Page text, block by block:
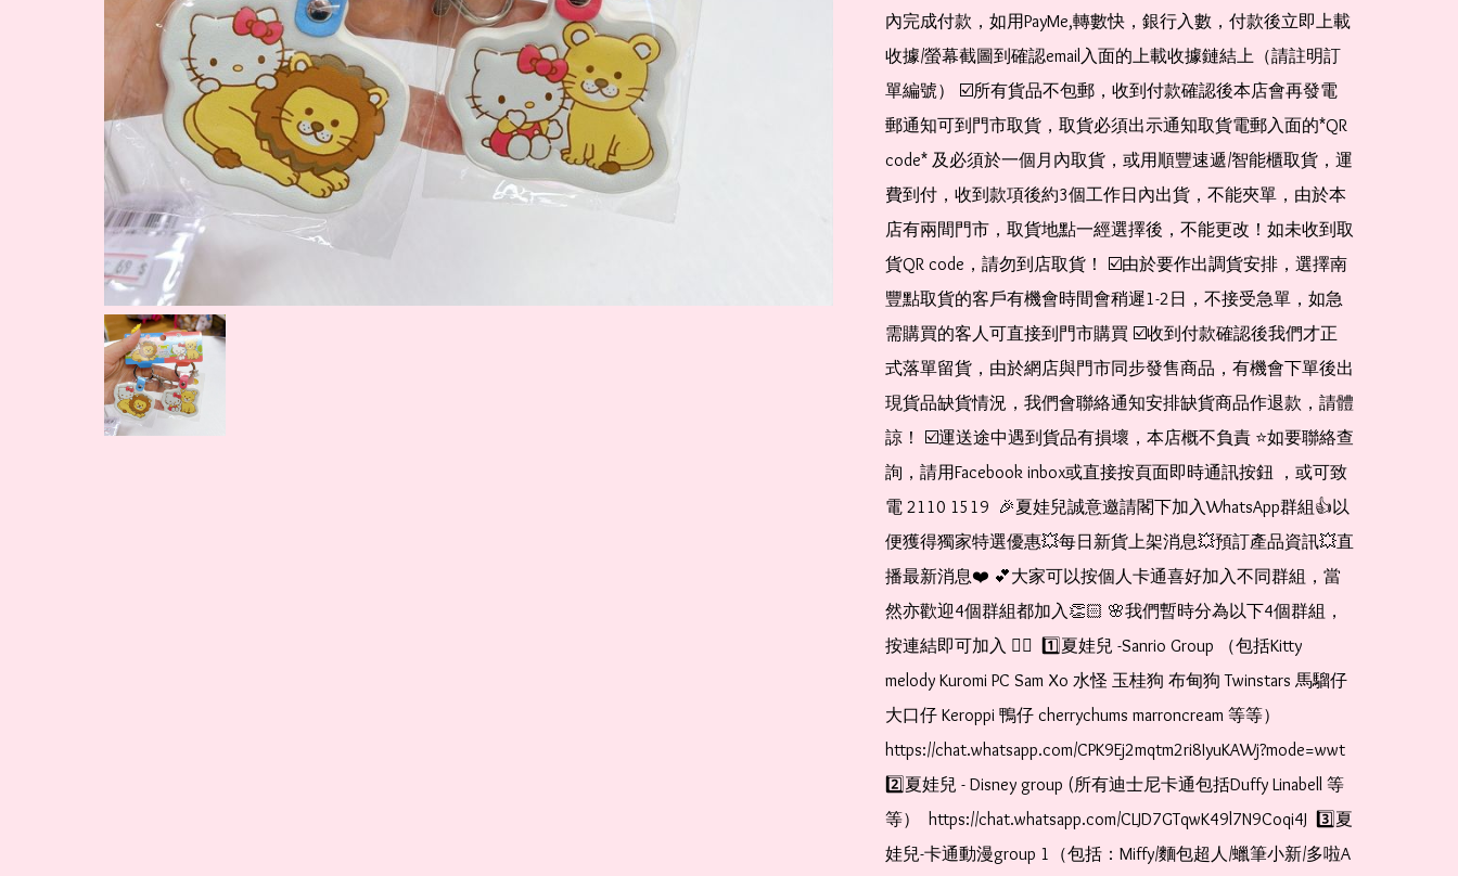
內完成付款，如用PayMe,轉數快，銀行入數，付款後立即上載
收據/螢幕截圖到確認email入面的上載收據鏈結上（請註明訂
單編號） ☑️所有貨品不包郵，收到付款確認後本店會再發電
郵通知可到門市取貨，取貨必須出示通知取貨電郵入面的*QR
code* 及必須於一個月內取貨，或用順豐速遞/智能櫃取貨，運
費到付，收到款項後約3個工作日內出貨，不能夾單，由於本
店有兩間門市，取貨地點一經選擇後，不能更改！如未收到取
貨QR code，請勿到店取貨！ ☑️由於要作出調貨安排，選擇南
豐點取貨的客戶有機會時間會稍遲1-2日，不接受急單，如急
需購買的客人可直接到門市購買 ☑️收到付款確認後我們才正
式落單留貨，由於網店與門市同步發售商品，有機會下單後出
現貨品缺貨情況，我們會聯絡通知安排缺貨商品作退款，請體
諒！ ☑️運送途中遇到貨品有損壞，本店概不負責 ⭐️如要聯絡查
詢，請用Facebook inbox或直接按頁面即時通訊按鈕 ，或可致
電 2110 1519  🎉夏娃兒誠意邀請閣下加入WhatsApp群組👍以
便獲得獨家特選優惠💥每日新貨上架消息💥預訂產品資訊💥直
播最新消息❤️ 💕大家可以按個人卡通喜好加入不同群組，當
然亦歡迎4個群組都加入👏🏻 🌸我們暫時分為以下4個群組，
按連結即可加入 👇🏻  1️⃣夏娃兒 -Sanrio Group （包括Kitty
melody Kuromi PC Sam Xo 水怪 玉桂狗 布甸狗 Twinstars 馬騮仔
大口仔 Keroppi 鴨仔 cherrychums marroncream 等等）
https://chat.whatsapp.com/CPK9Ej2mqtm2ri8IyuKAWj?mode=wwt
2️⃣夏娃兒 - Disney group (所有迪士尼卡通包括Duffy Linabell 等
等）  https://chat.whatsapp.com/CLJD7GTqwK49l7N9Coqi4J  3️⃣夏
娃兒-卡通動漫group 1（包括：Miffy/麵包超人/蠟筆小新/多啦A